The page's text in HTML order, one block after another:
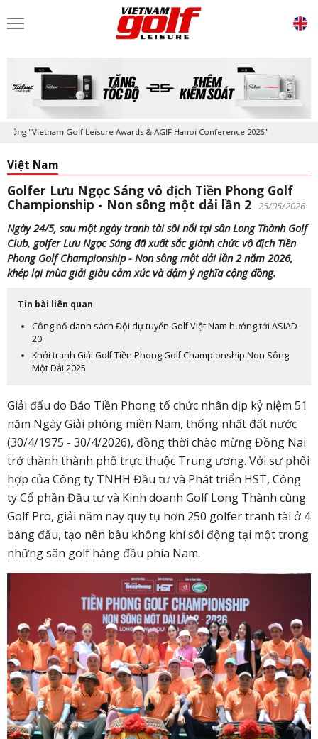
Golf Leisure Awards & AGIF Hanoi Conference 2026"
Việt Nam
Golfer Lưu Ngọc Sáng vô địch Tiền Phong Golf
Championship - Non sông một dải lần 2 25/05/2026
Ngày 24/5, sau một ngày tranh tài sôi nổi tại sân Long Thành Golf
Club, golfer Lưu Ngọc Sáng đã xuất sắc giành chức vô địch Tiền
Phong Golf Championship - Non sông một dải lần 2 năm 2026,
khép lại mùa giải giàu cảm xúc và đậm ý nghĩa cộng đồng.
Tin bài liên quan
Công bố danh sách Đội dự tuyển Golf Việt Nam hướng tới ASIAD
20
Khởi tranh Giải Golf Tiền Phong Golf Championship Non Sông
Một Dải 2025
Giải đấu do Báo Tiền Phong tổ chức nhân dịp kỷ niệm 51
năm Ngày Giải phóng miền Nam, thống nhất đất nước
(30/4/1975 - 30/4/2026), đồng thời chào mừng Đồng Nai
trở thành thành phố trực thuộc Trung ương. Với sự phối
hợp của Công ty TNHH Đầu tư và Phát triển HST, Công
ty Cổ phần Đầu tư và Kinh doanh Golf Long Thành cùng
Golf Pro, giải năm nay quy tụ hơn 250 golfer tranh tài ở 4
bảng đấu, tạo nên bầu không khí sôi động tại một trong
những sân golf hàng đầu phía Nam.